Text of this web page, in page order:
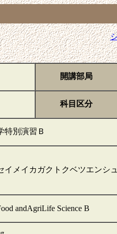
開講部局
科目区分
特別演習Ｂ
イメイカガクトクベツエンシ
andAgriLife Science B